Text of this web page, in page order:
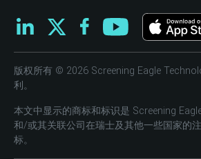
版权所有 © 2026 Screening Eagle
利。
本文中显示的商标和标识是 Screening
和/或其关联公司在瑞士及其他一些国家的
标。